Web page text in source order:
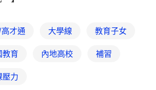
才通 大學線 教育子女
教育 內地高校 補習
壓力